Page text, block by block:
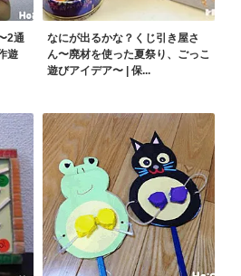
2通
遊
なにが出るかな？くじ引き屋さ
ん〜廃材を使った夏祭り、ごっこ
遊びアイデア〜 | 保...